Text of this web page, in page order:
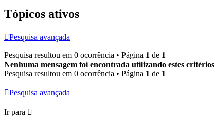
Tópicos ativos
Pesquisa avançada
Pesquisa resultou em 0 ocorrência • Página 1 de 1
Nenhuma mensagem foi encontrada utilizando estes critérios
Pesquisa resultou em 0 ocorrência • Página 1 de 1
Pesquisa avançada
Ir para